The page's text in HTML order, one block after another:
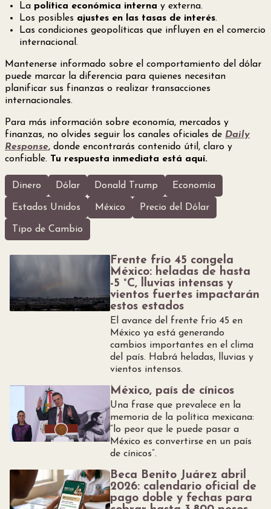
La política económica interna y externa.
Los posibles ajustes en las tasas de interés.
Las condiciones geopolíticas que influyen en el comercio
internacional.
Mantenerse informado sobre el comportamiento del dólar
puede marcar la diferencia para quienes necesitan
planificar sus finanzas o realizar transacciones
internacionales.
Para más información sobre economía, mercados y
finanzas, no olvides seguir los canales oficiales de Daily
Response, donde encontrarás contenido útil, claro y
confiable. Tu respuesta inmediata está aquí.
Dinero Dólar Donald Trump Economía
Estados Unidos México Precio del Dólar
Tipo de Cambio
Frente frío 45 congela
México: heladas de hasta
-5 °C, lluvias intensas y
vientos fuertes impactarán
estos estados
El avance del frente frío 45 en
México ya está generando
cambios importantes en el clima
del país. Habrá heladas, lluvias y
vientos intensos.
México, país de cínicos
Una frase que prevalece en la
memoria de la política mexicana:
“lo peor que le puede pasar a
México es convertirse en un país
de cínicos”.
Beca Benito Juárez abril
2026: calendario oficial de
pago doble y fechas para